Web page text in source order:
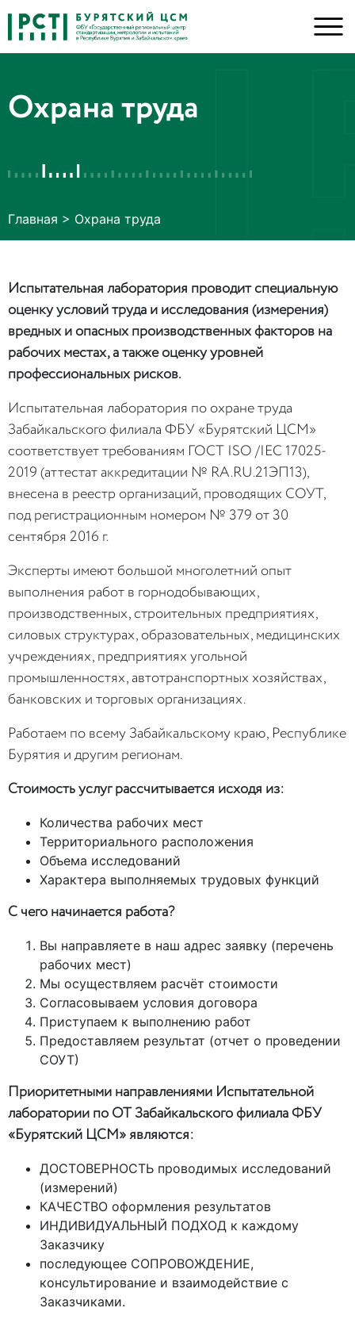
Охрана труда
Главная > Охрана труда
Испытательная лаборатория проводит специальную
оценку условий труда и исследования (измерения)
вредных и опасных производственных факторов на
рабочих местах, а также оценку уровней
профессиональных рисков.
Испытательная лаборатория по охране труда
Забайкальского филиала ФБУ «Бурятский ЦСМ»
соответствует требованиям ГОСТ ISO /IEC 17025-
2019 (аттестат аккредитации № RA.RU.21ЭП13),
внесена в реестр организаций, проводящих СОУТ,
под регистрационным номером № 379 от 30
сентября 2016 г.
Эксперты имеют большой многолетний опыт
выполнения работ в горнодобывающих,
производственных, строительных предприятиях,
силовых структурах, образовательных, медицинских
учреждениях, предприятиях угольной
промышленностях, автотранспортных хозяйствах,
банковских и торговых организациях.
Работаем по всему Забайкальскому краю, Республике
Бурятия и другим регионам.
Стоимость услуг рассчитывается исходя из:
Количества рабочих мест
Территориального расположения
Объема исследований
Характера выполняемых трудовых функций
С чего начинается работа?
Вы направляете в наш адрес заявку (перечень
рабочих мест)
Мы осуществляем расчёт стоимости
Согласовываем условия договора
Приступаем к выполнению работ
Предоставляем результат (отчет о проведении
СОУТ)
Приоритетными направлениями Испытательной
лаборатории по ОТ Забайкальского филиала ФБУ
«Бурятский ЦСМ» являются:
ДОСТОВЕРНОСТЬ проводимых исследований
(измерений)
КАЧЕСТВО оформления результатов
ИНДИВИДУАЛЬНЫЙ ПОДХОД к каждому
Заказчику
последующее СОПРОВОЖДЕНИЕ,
консультирование и взаимодействие с
Заказчиками.